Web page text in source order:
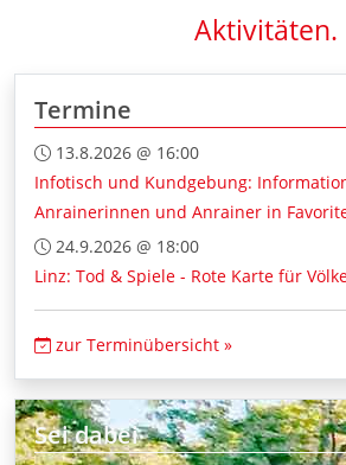
Aktivitäten.
Termine
13.8.2026 @ 16:00
Infotisch und Kundgebung:
Anrainerinnen und Anrainer in
24.9.2026 @ 18:00
Linz: Tod & Spiele - Rote Karte für
zur Terminübersicht »
Sei dabei